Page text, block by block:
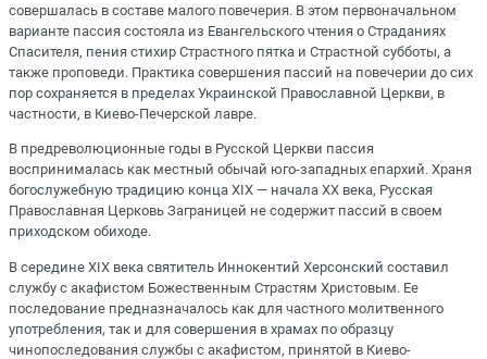
совершалась в составе малого повечерия. В этом первоначальном
варианте пассия состояла из Евангельского чтения о Страданиях
Спасителя, пения стихир Страстного пятка и Страстной субботы, а
также проповеди. Практика совершения пассий на повечерии до сих
пор сохраняется в пределах Украинской Православной Церкви, в
частности, в Киево-Печерской лавре.
В предреволюционные годы в Русской Церкви пассия
воспринималась как местный обычай юго-западных епархий. Храня
богослужебную традицию конца XIX ― начала XX века, Русская
Православная Церковь Заграницей не содержит пассий в своем
приходском обиходе.
В середине XIX века святитель Иннокентий Херсонский составил
службу с акафистом Божественным Страстям Христовым. Ее
последование предназначалось как для частного молитвенного
употребления, так и для совершения в храмах по образцу
чинопоследования службы с акафистом, принятой в Киево-